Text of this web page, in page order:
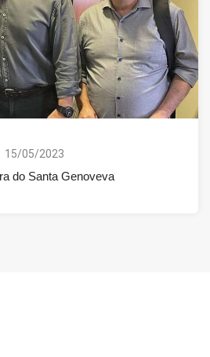
15/05/2023
do Santa Genoveva